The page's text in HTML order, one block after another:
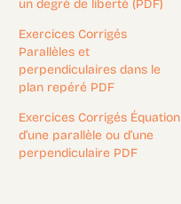
un degré de liberté (PDF)
Exercices Corrigés
Parallèles et
perpendiculaires dans le
plan repéré PDF
Exercices Corrigés Équation
d’une parallèle ou d’une
perpendiculaire PDF